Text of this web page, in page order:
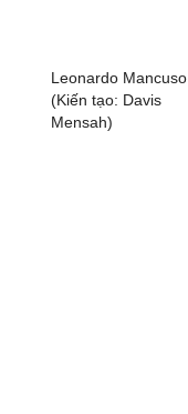
Leonardo Mancuso
(Kiến tạo: Davis
Mensah)